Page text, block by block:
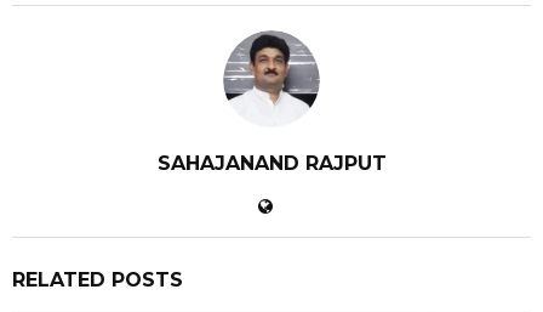
SAHAJANAND RAJPUT
RELATED POSTS